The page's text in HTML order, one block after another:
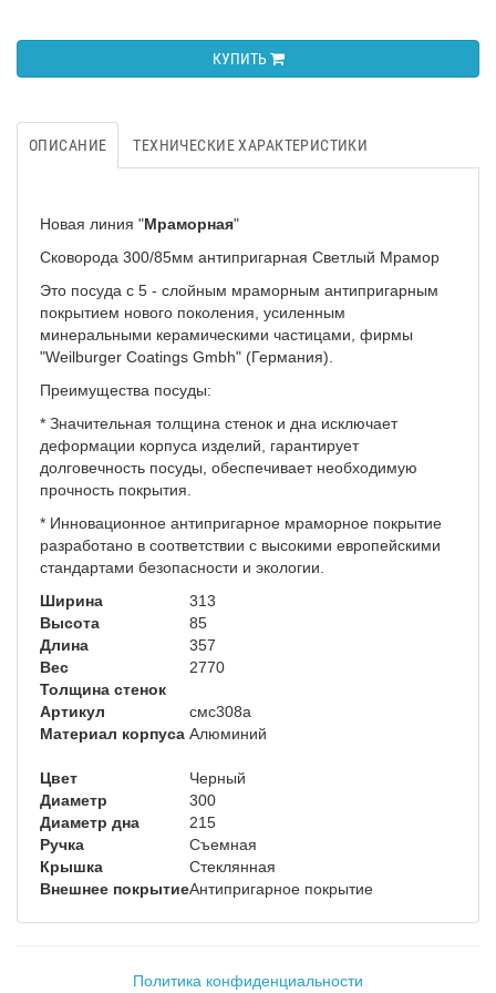
КУПИТЬ
ОПИСАНИЕ ТЕХНИЧЕСКИЕ ХАРАКТЕРИСТИКИ
Новая линия "Мраморная"
Сковорода 300/85мм антипригарная Светлый Мрамор
Это посуда с 5 - слойным мраморным антипригарным
покрытием нового поколения, усиленным
минеральными керамическими частицами, фирмы
"Weilburger Coatings Gmbh" (Германия).
Преимущества посуды:
* Значительная толщина стенок и дна исключает
деформации корпуса изделий, гарантирует
долговечность посуды, обеспечивает необходимую
прочность покрытия.
* Инновационное антипригарное мраморное покрытие
разработано в соответствии с высокими европейскими
стандартами безопасности и экологии.
Ширина
313
Высота
85
Длина
357
Вес
2770
Толщина стенок
Артикул
смс308а
Материал корпуса Алюминий
Цвет
Черный
Диаметр
300
Диаметр дна
215
Ручка
Съемная
Крышка
Стеклянная
Внешнее покрытиеАнтипригарное покрытие
Политика конфиденциальности